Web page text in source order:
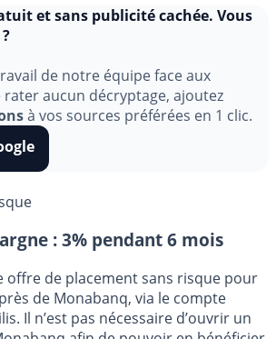
de notre équipe face aux
aucun décryptage, ajoutez
à vos sources préférées en 1 clic.
: 3% pendant 6 mois
offre de placement sans risque pour
de Monabanq, via le compte